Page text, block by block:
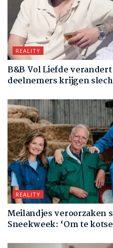
REALITY
B&B Vol Liefde
deelnemers krijgen
REALITY
Meilandjes veroorzaken
Sneekweek: ‘Om te